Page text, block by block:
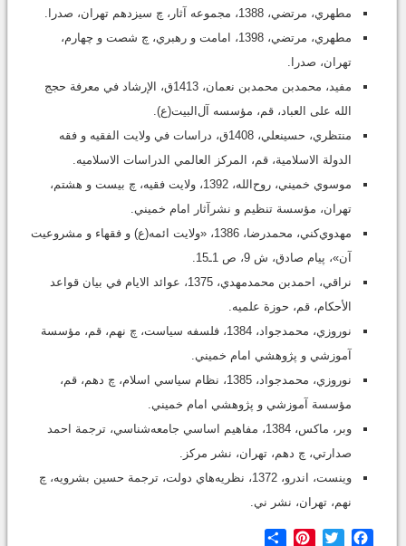
مطهري، مرتضي، 1388، مجموعه آثار، چ سيزدهم تهران، صدرا.
مطهري، مرتضي، 1398، امامت و رهبري، چ شصت ‌و چهارم،
تهران، صدرا.
مفيد، محمدبن محمدبن نعمان، 1413ق، الإرشاد في معرفة حجج
الله على العباد، قم، مؤسسه آل‌البيت(ع).
منتظري، حسينعلي، 1408ق، دراسات في ولايت الفقيه و فقه
الدولة الاسلامية، قم، المرکز العالمي الدراسات الاسلاميه.
موسوي خميني، روح‌الله، 1392، ولايت فقيه، چ بيست ‌و ‌هشتم،
تهران، مؤسسة تنظيم و نشرآثار امام خميني.
مهدوي‌کني، محمدرضا، 1386، «ولايت ائمه(ع) و فقهاء و مشروعيت
آن»، پيام صادق، ش 9، ص 1ـ15.
نراقي، احمدبن ‌محمدمهدي، 1375، عوائد الايام في بيان قواعد
الأحکام، قم، حوزة علميه.
نوروزي، محمدجواد، 1384، فلسفه سياست، چ نهم، قم، مؤسسة
آموزشي و پژوهشي امام خميني.
نوروزي، محمدجواد، 1385، نظام سياسي اسلام، چ دهم، قم،
مؤسسة آموزشي و پژوهشي امام خميني.
وبر، ماکس، 1384، مفاهيم اساسي جامعه‌شناسي، ترجمة احمد
صدارتي، چ دهم، تهران، نشر مرکز.
وينست، اندرو، 1372، نظريه‌هاي دولت، ترجمة حسين بشرويه، چ
نهم، تهران، نشر ني.
Facebook
Twitter
Pinterest